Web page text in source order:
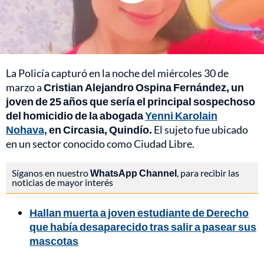
La Policía capturó en la noche del miércoles 30 de
marzo aCristian Alejandro Ospina Fernández, un
joven de 25 años que sería el principal sospechoso
del homicidio de la abogadaYenni Karolain
Nohava,en Circasia, Quindío. El sujeto fue ubicado
en un sector conocido como Ciudad Libre.
Síganos en nuestroWhatsApp Channel , para recibir las
noticias de mayor interés
Hallan muerta a joven estudiante de Derecho
que había desaparecido tras salir a pasear sus
mascotas